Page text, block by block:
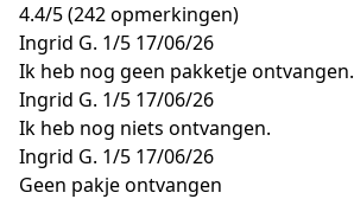
4.4/5(242 opmerkingen)
Ingrid G. 1/5 17/06/26
Ik heb nog geen pakketje ontvangen.
Ingrid G. 1/5 17/06/26
Ik heb nog niets ontvangen.
Ingrid G. 1/5 17/06/26
Geen pakje ontvangen